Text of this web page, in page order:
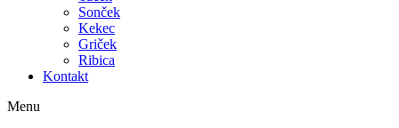
Sonček
Kekec
Griček
Ribica
Kontakt
Menu